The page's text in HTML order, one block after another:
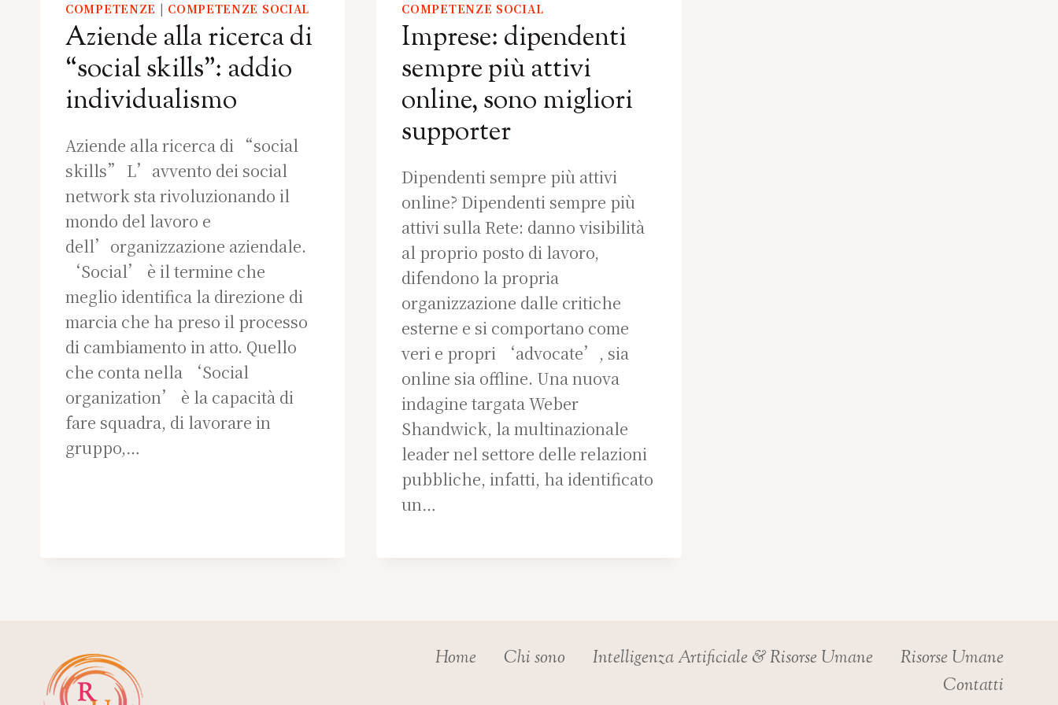
COMPETENZE | COMPETENZE SOCIAL
Aziende alla ricerca di
“social skills”: addio
individualismo
Aziende alla ricerca di “social
skills” L’avvento dei social
network sta rivoluzionando il
mondo del lavoro e
dell’organizzazione aziendale.
‘Social’ è il termine che
meglio identifica la direzione di
marcia che ha preso il processo
di cambiamento in atto. Quello
che conta nella ‘Social
organization’ è la capacità di
fare squadra, di lavorare in
gruppo,…
COMPETENZE SOCIAL
Imprese: dipendenti
sempre più attivi
online, sono migliori
supporter
Dipendenti sempre più attivi
online? Dipendenti sempre più
attivi sulla Rete: danno visibilità
al proprio posto di lavoro,
difendono la propria
organizzazione dalle critiche
esterne e si comportano come
veri e propri ‘advocate’, sia
online sia offline. Una nuova
indagine targata Weber
Shandwick, la multinazionale
leader nel settore delle relazioni
pubbliche, infatti, ha identificato
un…
Home Chi sono Intelligenza Artificiale & Risorse Umane
Risorse Umane
Contatti